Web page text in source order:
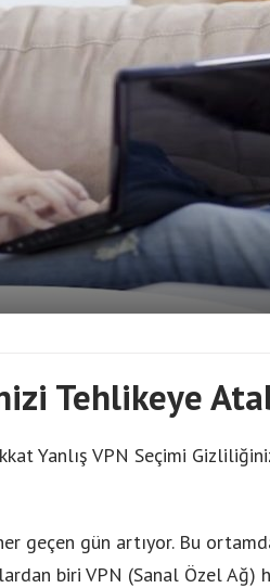
Tehlikeye
Yanlış VPN Seçimi
geçen gün artıyor. Bu
biri VPN (Sanal Özel Ağ)